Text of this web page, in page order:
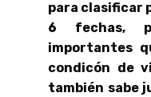
para clasificar
6 fechas,
importantes
condicón de
también sabe